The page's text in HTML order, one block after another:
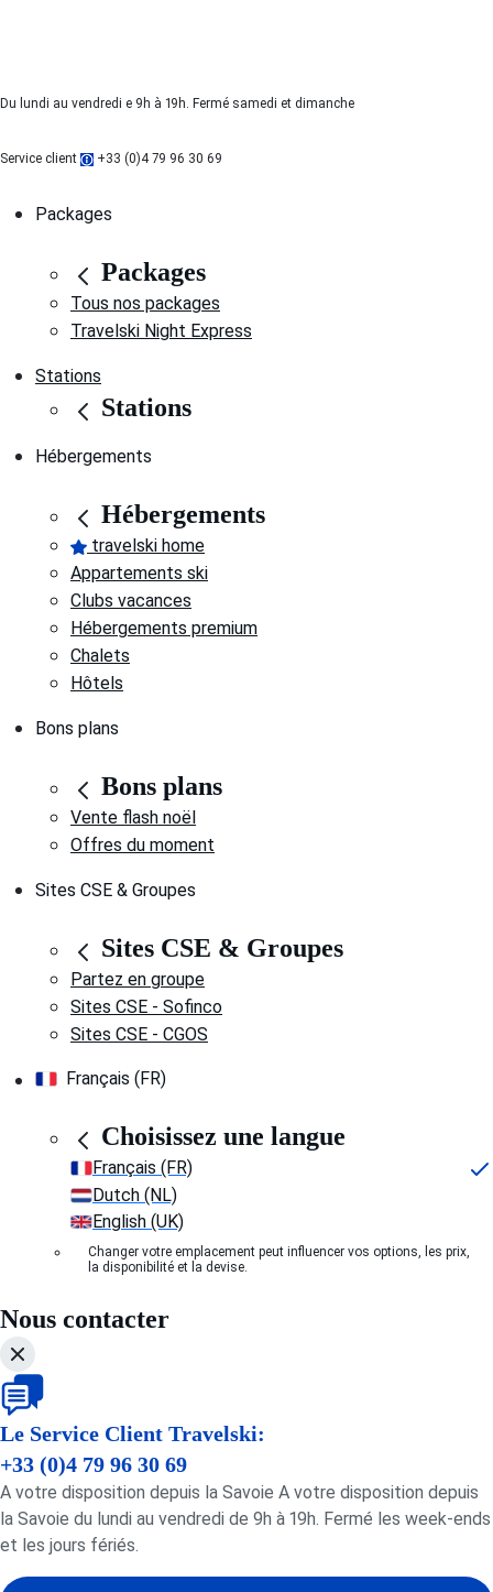
Du lundi au vendredi e 9h à 19h. Fermé samedi et dimanche
Service client +33 (0)4 79 96 30 69
Packages
Packages
Tous nos packages
Travelski Night Express
Stations
Stations
Hébergements
Hébergements
travelski home
Appartements ski
Clubs vacances
Hébergements premium
Chalets
Hôtels
Bons plans
Bons plans
Vente flash noël
Offres du moment
Sites CSE & Groupes
Sites CSE & Groupes
Partez en groupe
Sites CSE - Sofinco
Sites CSE - CGOS
Français (FR)
Choisissez une langue
Français (FR)
Dutch (NL)
English (UK)
Changer votre emplacement peut influencer vos options, les prix,
la disponibilité et la devise.
Nous contacter
Le Service Client Travelski:
+33 (0)4 79 96 30 69
A votre disposition depuis la Savoie A votre disposition depuis
la Savoie du lundi au vendredi de 9h à 19h. Fermé les week-ends
et les jours fériés.